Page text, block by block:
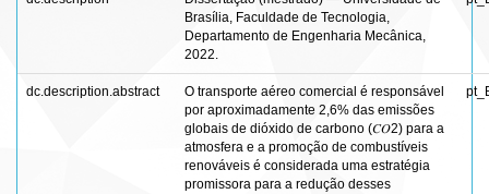
Brasília, Faculdade de Tecnologia,
Departamento de Engenharia Mecânica,
2022.
dc.description.abstract
O transporte aéreo comercial é responsável
por aproximadamente 2,6% das emissões
globais de dióxido de carbono (𝐶𝑂2) para a
atmosfera e a promoção de combustíveis
renováveis é considerada uma estratégia
promissora para a redução desses